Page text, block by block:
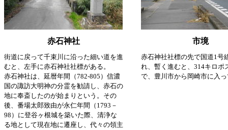
赤石神社 市境
街道に戻って千束川に沿った細い道を進
むと、左手に赤石神社社標がある。
赤石神社は、延暦年間（782-805）信濃
国の諏訪大明神の分霊を勧請し、赤石の
地に奉斎したのが始まりという。その
後、番場太郎致由が永仁年間（1793－
98）に登谷ヶ根城を築いた際、清浄な
る地として現在地に遷座し、代々の領主
赤石神社社標の先で国道1号
れ、暫く進むと、314キロポ
で、豊川市から岡崎市に入